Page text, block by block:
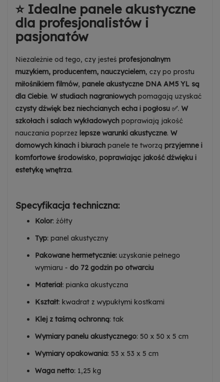
⭐ Idealne panele akustyczne
dla profesjonalistów i
pasjonatów
Niezależnie od tego, czy jesteś profesjonalnym
muzykiem, producentem, nauczycielem, czy po prostu
miłośnikiem filmów, panele akustyczne DNA AM5 YL są
dla Ciebie. W studiach nagraniowych pomagają uzyskać
czysty dźwięk bez niechcianych echa i pogłosu ✅. W
szkołach i salach wykładowych poprawiają jakość
nauczania poprzez lepsze warunki akustyczne. W
domowych kinach i biurach panele te tworzą przyjemne i
komfortowe środowisko, poprawiając jakość dźwięku i
estetykę wnętrza.
Specyfikacja techniczna:
Kolor: żółty
Typ: panel akustyczny
Pakowane hermetycznie: uzyskanie pełnego
wymiaru - do 72 godzin po otwarciu
Materiał: pianka akustyczna
Kształt: kwadrat z wypukłymi kostkami
Klej z taśmą ochronną: tak
Wymiary panelu akustycznego: 50 x 50 x 5 cm
Wymiary opakowania: 53 x 53 x 5 cm
Waga netto: 1,25 kg